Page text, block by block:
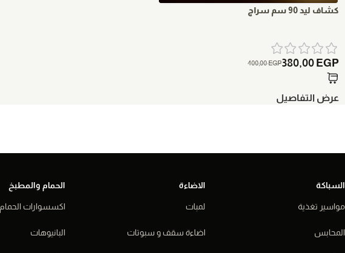
كشاف ليد 90 سم سراج
400,00EGP380,00 EGP
عرض التفاصيل
السباكة
مواسير تغذية
المحابس
الاضاءة
لمبات
اضاءة سقف و سبوتات
الحمام والمطبخ
اكسسوارات الحمام
البانيوهات